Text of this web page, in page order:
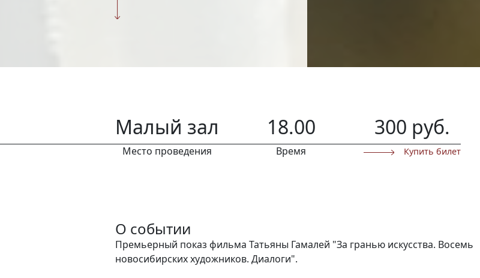
Малый зал
Место проведения
18.00
Время
300 руб.
Купить билет
О событии
Премьерный показ фильма Татьяны Гамалей "За гранью искусства. Восемь
новосибирских художников. Диалоги".